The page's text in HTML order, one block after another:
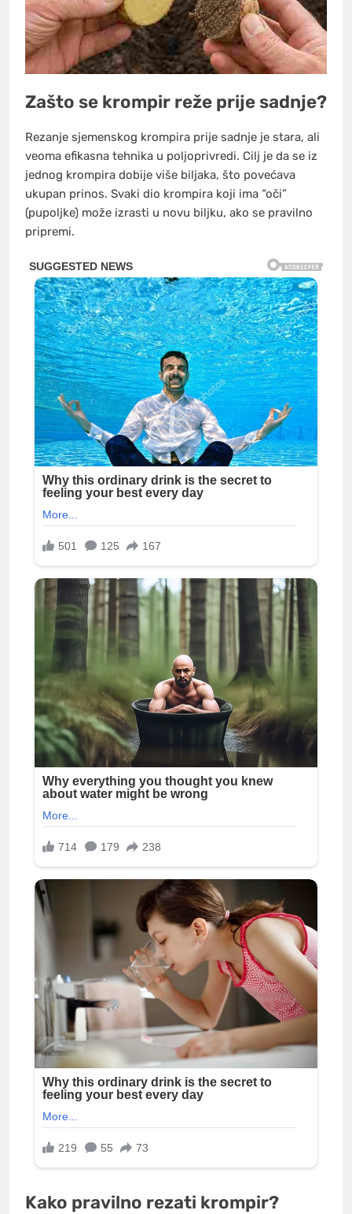
Zašto se krompir reže prije sadnje?
Rezanje sjemenskog krompira prije sadnje je stara, ali
veoma efikasna tehnika u poljoprivredi. Cilj je da se iz
jednog krompira dobije više biljaka, što povećava
ukupan prinos. Svaki dio krompira koji ima “oči”
(pupoljke) može izrasti u novu biljku, ako se pravilno
pripremi.
Kako pravilno rezati krompir?